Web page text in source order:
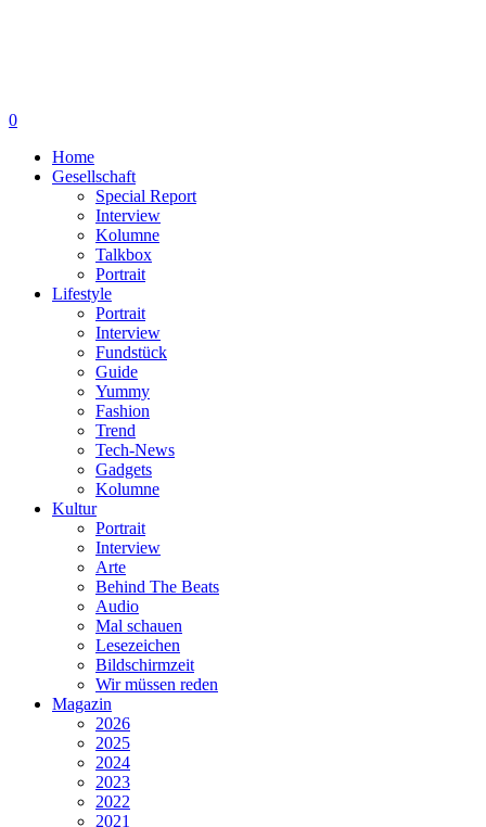
0
Home
Gesellschaft
Special Report
Interview
Kolumne
Talkbox
Portrait
Lifestyle
Portrait
Interview
Fundstück
Guide
Yummy
Fashion
Trend
Tech-News
Gadgets
Kolumne
Kultur
Portrait
Interview
Arte
Behind The Beats
Audio
Mal schauen
Lesezeichen
Bildschirmzeit
Wir müssen reden
Magazin
2026
2025
2024
2023
2022
2021